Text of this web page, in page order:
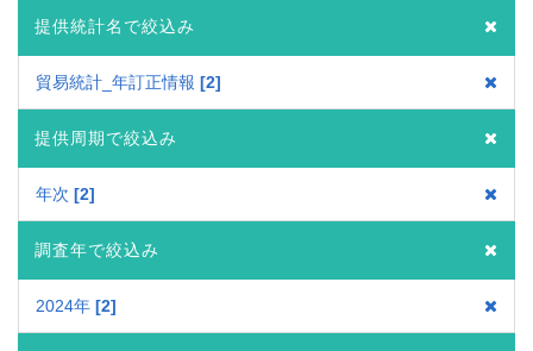
提供統計名で絞込み
貿易統計_年訂正情報 2
提供周期で絞込み
年次 2
調査年で絞込み
2024年 2